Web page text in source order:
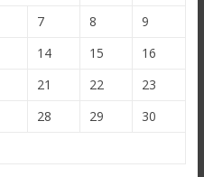
7 8
9
14 15
16
21 22
23
28 29
30